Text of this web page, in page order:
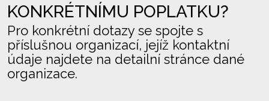
KONKRÉTNÍMU POPLATKU?
Pro konkrétní dotazy se spojte s
příslušnou organizací, jejíž kontaktní
údaje najdete na detailní stránce dané
organizace.